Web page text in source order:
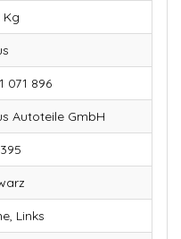
Kg
071 896
Autoteile GmbH
Links